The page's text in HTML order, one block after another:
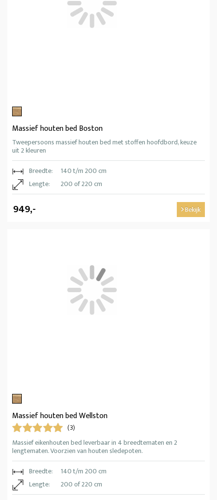
Massief houten bed Boston
Tweepersoons massief houten bed met stoffen hoofdbord, keuze
uit 2 kleuren
Breedte:
140 t/m 200 cm
Lengte:
200 of 220 cm
949,- Bekijk
Massief houten bed Wellston
(3)
Massief eikenhouten bed leverbaar in 4 breedtematen en 2
lengtematen. Voorzien van houten sledepoten.
Breedte:
140 t/m 200 cm
Lengte:
200 of 220 cm